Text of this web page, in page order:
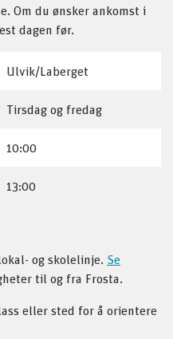
Om du ønsker ankomst i
dagen før.
Ulvik/Laberget
Tirsdag og fredag
10:00
13:00
og skolelinje. Se
til og fra Frosta.
eller sted for å orientere